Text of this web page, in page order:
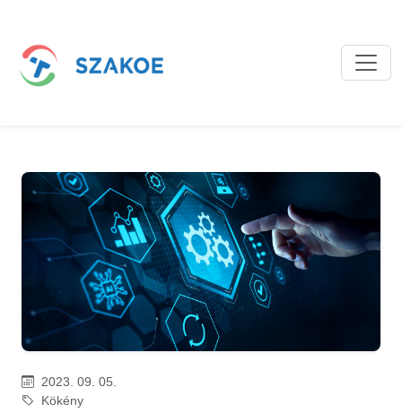
2023. 09. 05.
Kökény